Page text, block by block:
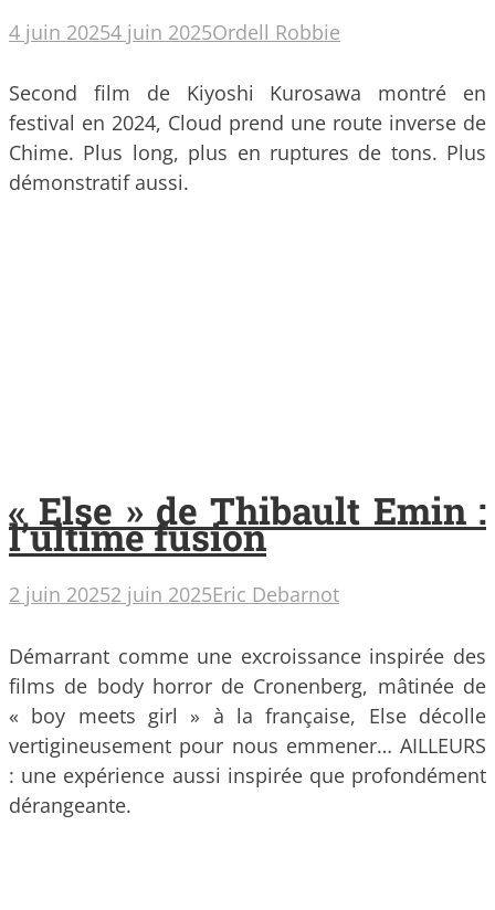
4 juin 20254 juin 2025Ordell Robbie
Second film de Kiyoshi Kurosawa montré en
festival en 2024, Cloud prend une route inverse de
Chime. Plus long, plus en ruptures de tons. Plus
démonstratif aussi.
« Else » de Thibault Emin :
l’ultime fusion
2 juin 20252 juin 2025Eric Debarnot
Démarrant comme une excroissance inspirée des
films de body horror de Cronenberg, mâtinée de
« boy meets girl » à la française, Else décolle
vertigineusement pour nous emmener… AILLEURS
: une expérience aussi inspirée que profondément
dérangeante.